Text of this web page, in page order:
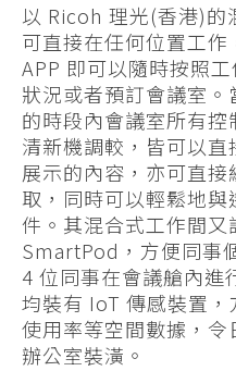
以 Ricoh 理光(香港)的
可直接在任何位置工
APP 即可以隨時按照
狀況或者預訂會議室
的時段內會議室所有
清新機調較，皆可以
展示的內容，亦可直
取，同時可以輕鬆地
件。其混合式工作間又
SmartPod，方便同事
4 位同事在會議艙內進
均裝有 IoT 傳感裝置
使用率等空間數據，
辦公室裝潢。